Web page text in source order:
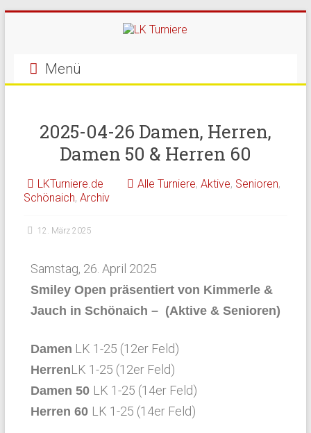
Menü
2025-04-26 Damen, Herren,
Damen 50 & Herren 60
LKTurniere.de Alle Turniere, Aktive, Senioren,
Schönaich, Archiv
12. März 2025
Samstag, 26. April 2025
Smiley Open präsentiert von Kimmerle &
Jauch in Schönaich – (Aktive & Senioren)
Damen LK 1-25 (12er Feld)
HerrenLK 1-25 (12er Feld)
Damen 50 LK 1-25 (14er Feld)
Herren 60 LK 1-25 (14er Feld)